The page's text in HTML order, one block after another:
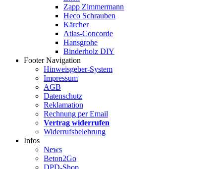
Zapp Zimmermann
Heco Schrauben
Kärcher
Atlas-Concorde
Hansgrohe
Binderholz DIY
Footer Navigation
Hinweisgeber-System
Impressum
AGB
Datenschutz
Reklamation
Rechnung per Email
Vertrag widerrufen
Widerrufsbelehrung
Infos
News
Beton2Go
DPD-Shop